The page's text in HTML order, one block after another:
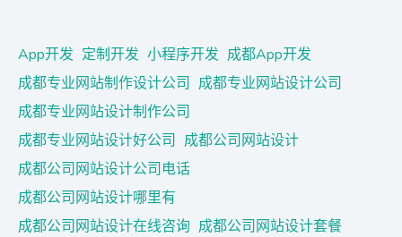
App开发 定制开发 小程序开发 成都App开发
成都专业网站制作设计公司 成都专业网站设计公司
成都专业网站设计制作公司
成都专业网站设计好公司 成都公司网站设计
成都公司网站设计公司电话
成都公司网站设计哪里有
成都公司网站设计在线咨询 成都公司网站设计套餐